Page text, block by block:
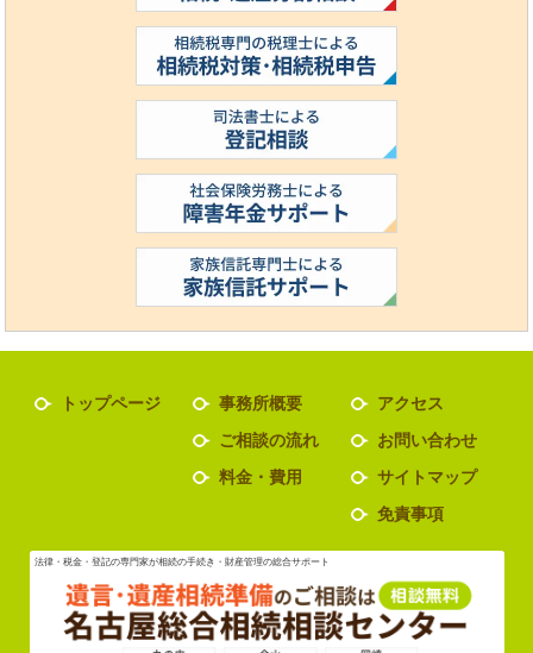
トップページ
事務所概要
ご相談の流れ
料金・費用
アクセス
お問い合わせ
サイトマップ
免責事項
法律・税金・登記の専門家が相続の手続き・財産管理の総合サポート